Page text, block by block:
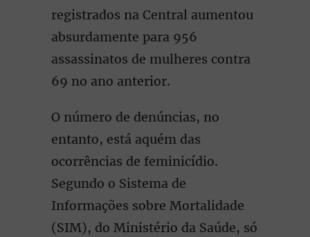
registrados na Central aumentou
absurdamente para 956
assassinatos de mulheres contra
69 no ano anterior.
O número de denúncias, no
entanto, está aquém das
ocorrências de feminicídio.
Segundo o Sistema de
Informações sobre Mortalidade
(SIM), do Ministério da Saúde, só